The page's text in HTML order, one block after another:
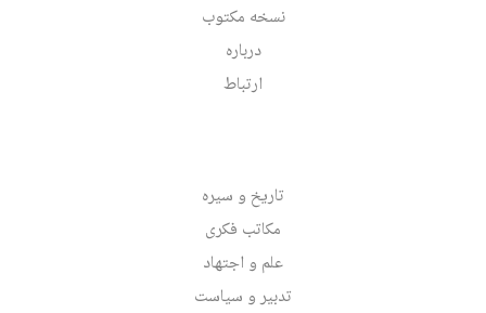
نسخه مکتوب
درباره
ارتباط
تاریخ و سیره
مکاتب فکری
علم و اجتهاد
تدبیر و سیاست